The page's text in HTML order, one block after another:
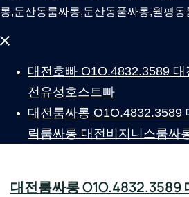
롱,둔산동룸싸롱,둔산동풀싸롱,월평동
Close
대전호빠 O1O.4832.3589
전유성호스트빠
대전룸싸롱 O1O.4832.3589
릭룸싸롱 대전비지니스룸싸
대전룸싸롱 O1O.4832.3589